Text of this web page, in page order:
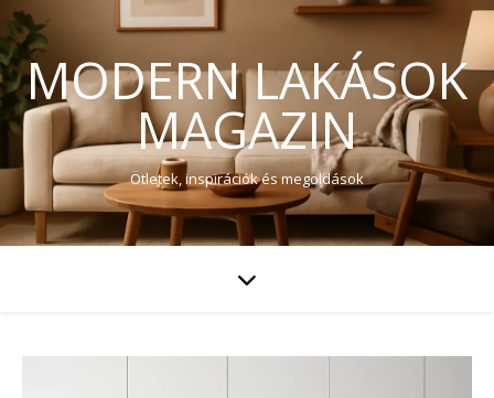
MODERN LAKÁSOK
MAGAZIN
Ötletek, inspirációk és megoldások